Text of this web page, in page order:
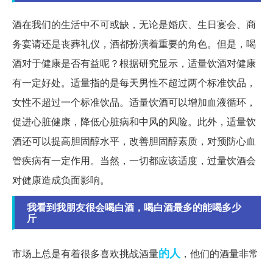
酒在我们的生活中不可或缺，无论是婚庆、生日宴会、商
务宴请还是丧葬礼仪，酒都扮演着重要的角色。但是，喝
酒对于健康是否有益呢？根据研究显示，适量饮酒对健康
有一定好处。适量指的是每天男性不超过两个标准饮品，
女性不超过一个标准饮品。适量饮酒可以增加血液循环，
促进心脏健康，降低心脏病和中风的风险。此外，适量饮
酒还可以提高胆固醇水平，改善胆固醇素质，对预防心血
管疾病有一定作用。当然，一切都应该适度，过量饮酒会
对健康造成负面影响。
我看到我朋友很会喝白酒，喝白酒最多的能喝多少
斤
市场上总是有着很多喜欢挑战酒量的人 ，他们的酒量非常